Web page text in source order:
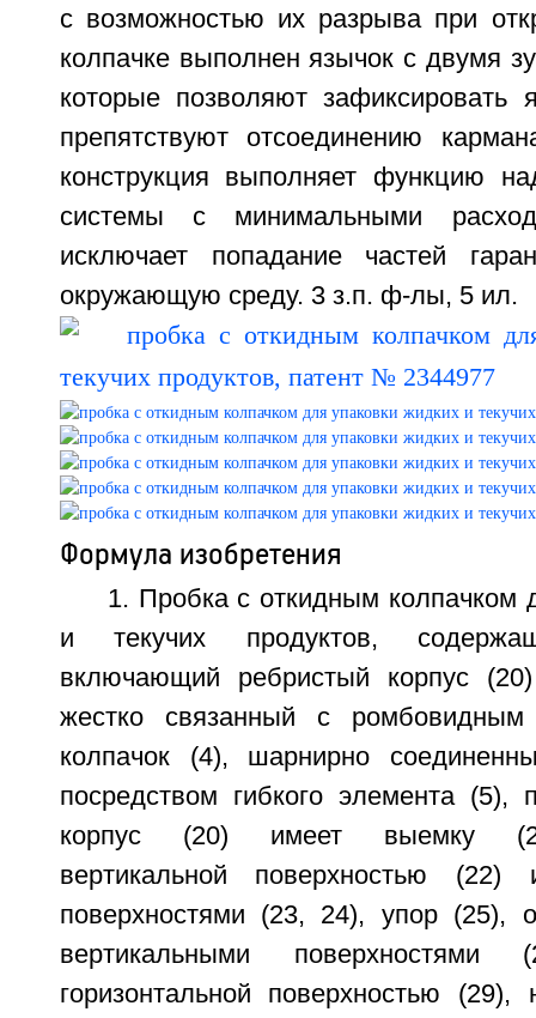
с возможностью их разрыва при
колпачке выполнен язычок с двумя
которые позволяют зафиксировать
препятствуют отсоединению
конструкция выполняет функцию
системы с минимальными
исключает попадание частей
окружающую среду. 3 з.п. ф-лы, 5 ил.
Формула изобретения
1. Пробка с откидным колпачком
и текучих продуктов,
включающий ребристый корпус
жестко связанный с
колпачок (4), шарнирно
посредством гибкого элемента (5),
корпус (20) имеет выемку
вертикальной поверхностью (22)
поверхностями (23, 24), упор (25),
вертикальными
горизонтальной поверхностью (29),